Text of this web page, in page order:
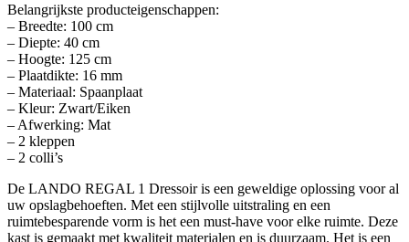
Belangrijkste producteigenschappen:
– Breedte: 100 cm
– Diepte: 40 cm
– Hoogte: 125 cm
– Plaatdikte: 16 mm
– Materiaal: Spaanplaat
– Kleur: Zwart/Eiken
– Afwerking: Mat
– 2 kleppen
– 2 colli’s
De LANDO REGAL 1 Dressoir is een geweldige oplossing voor al
uw opslagbehoeften. Met een stijlvolle uitstraling en een
ruimtebesparende vorm is het een must-have voor elke ruimte. Deze
kast is gemaakt met kwaliteit materialen en is duurzaam. Het is een